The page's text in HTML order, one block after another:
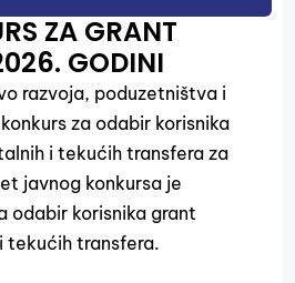
ZA GRANT
GODINI
razvoja, poduzetništva i
za odabir korisnika
i tekućih transfera za
javnog konkursa je
odabir korisnika grant
tekućih transfera.